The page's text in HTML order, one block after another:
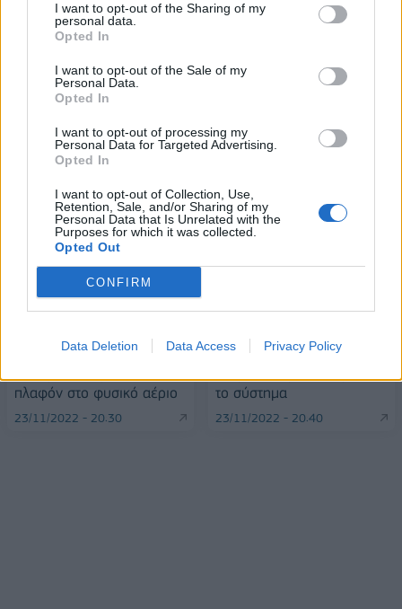
I want to opt-out of the Sharing of my
personal data.
Opted In
I want to opt-out of the Sale of my
Personal Data.
Opted In
I want to opt-out of processing my
Personal Data for Targeted Advertising.
Opted In
I want to opt-out of Collection, Use,
Retention, Sale, and/or Sharing of my
Personal Data that Is Unrelated with the
Purposes for which it was collected.
Opted Out
CONFIRM
Data Deletion Data Access Privacy Policy
πύλες του σε όλους
ΠΕΡΙΣΣΌΤΕΡΑ ΣΕ ΑΥΤΉ ΤΗΝ ΚΑΤΗΓΟΡΊΑ
"κοροϊδεύει τον κόσμο" με
πλαφόν στο φυσικό αέριο
23/11/2022 - 20:30
Στέιτ Ντιπάρτμεντ για S-
400: Προτρέπουμε την
το σύστημα
23/11/2022 - 20:40